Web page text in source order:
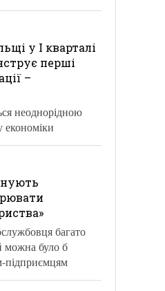
у І кварталі
перші
–
неоднорідною
економіки
багато
можна було б
підприємцям